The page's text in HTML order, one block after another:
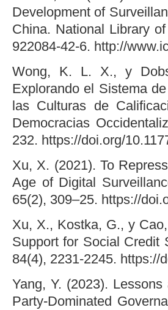
Development of
China. National Library
922084-42-6. http://
Wong, K. L. X., y
Explorando el Sistema
las Culturas de
Democracias
232. https://doi.org/
Xu, X. (2021). To
Age of Digital
65(2), 309–25. https://
Xu, X., Kostka, G., y
Support for Social Credit
84(4), 2231-2245. https://
Yang, Y. (2023).
Party-Dominated